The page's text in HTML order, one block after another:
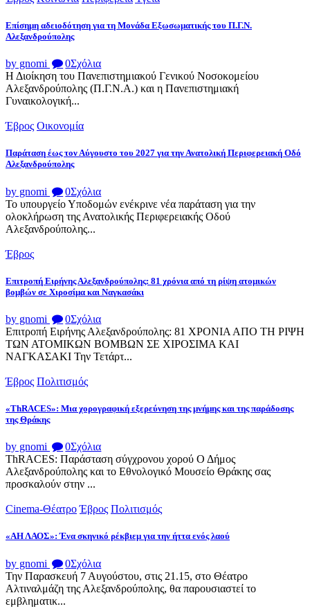
Επίσημη αδειοδότηση για τη Μονάδα Εξωσωματικής του Π.Γ.Ν.
Αλεξανδρούπολης
by gnomi 0Σχόλια
Η Διοίκηση του Πανεπιστημιακού Γενικού Νοσοκομείου
Αλεξανδρούπολης (Π.Γ.Ν.Α.) και η Πανεπιστημιακή
Γυναικολογική...
Έβρος Οικονομία
Παράταση έως τον Αύγουστο του 2027 για την Ανατολική Περιφερειακή Οδό
Αλεξανδρούπολης
by gnomi 0Σχόλια
Το υπουργείο Υποδομών ενέκρινε νέα παράταση για την
ολοκλήρωση της Ανατολικής Περιφερειακής Οδού
Αλεξανδρούπολης...
Έβρος
Επιτροπή Ειρήνης Αλεξανδρούπολης: 81 χρόνια από τη ρίψη ατομικών
βομβών σε Χιροσίμα και Ναγκασάκι
by gnomi 0Σχόλια
Επιτροπή Ειρήνης Αλεξανδρούπολης: 81 ΧΡΟΝΙΑ ΑΠΟ ΤΗ ΡΙΨΗ
ΤΩΝ ΑΤΟΜΙΚΩΝ ΒΟΜΒΩΝ ΣΕ ΧΙΡΟΣΙΜΑ ΚΑΙ
ΝΑΓΚΑΣΑΚΙ Την Τετάρτ...
Έβρος Πολιτισμός
«ThRACES»: Μια χορογραφική εξερεύνηση της μνήμης και της παράδοσης
της Θράκης
by gnomi 0Σχόλια
ThRACES: Παράσταση σύγχρονου χορού Ο Δήμος
Αλεξανδρούπολης και το Εθνολογικό Μουσείο Θράκης σας
προσκαλούν στην ...
Cinema-Θέατρο Έβρος Πολιτισμός
«ΑΗ ΛΑΟΣ»: Ένα σκηνικό ρέκβιεμ για την ήττα ενός λαού
by gnomi 0Σχόλια
Την Παρασκευή 7 Αυγούστου, στις 21.15, στο Θέατρο
Αλτιναλμάζη της Αλεξανδρούπολης, θα παρουσιαστεί το
εμβληματικ...